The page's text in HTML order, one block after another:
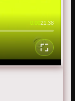
0:0021:38